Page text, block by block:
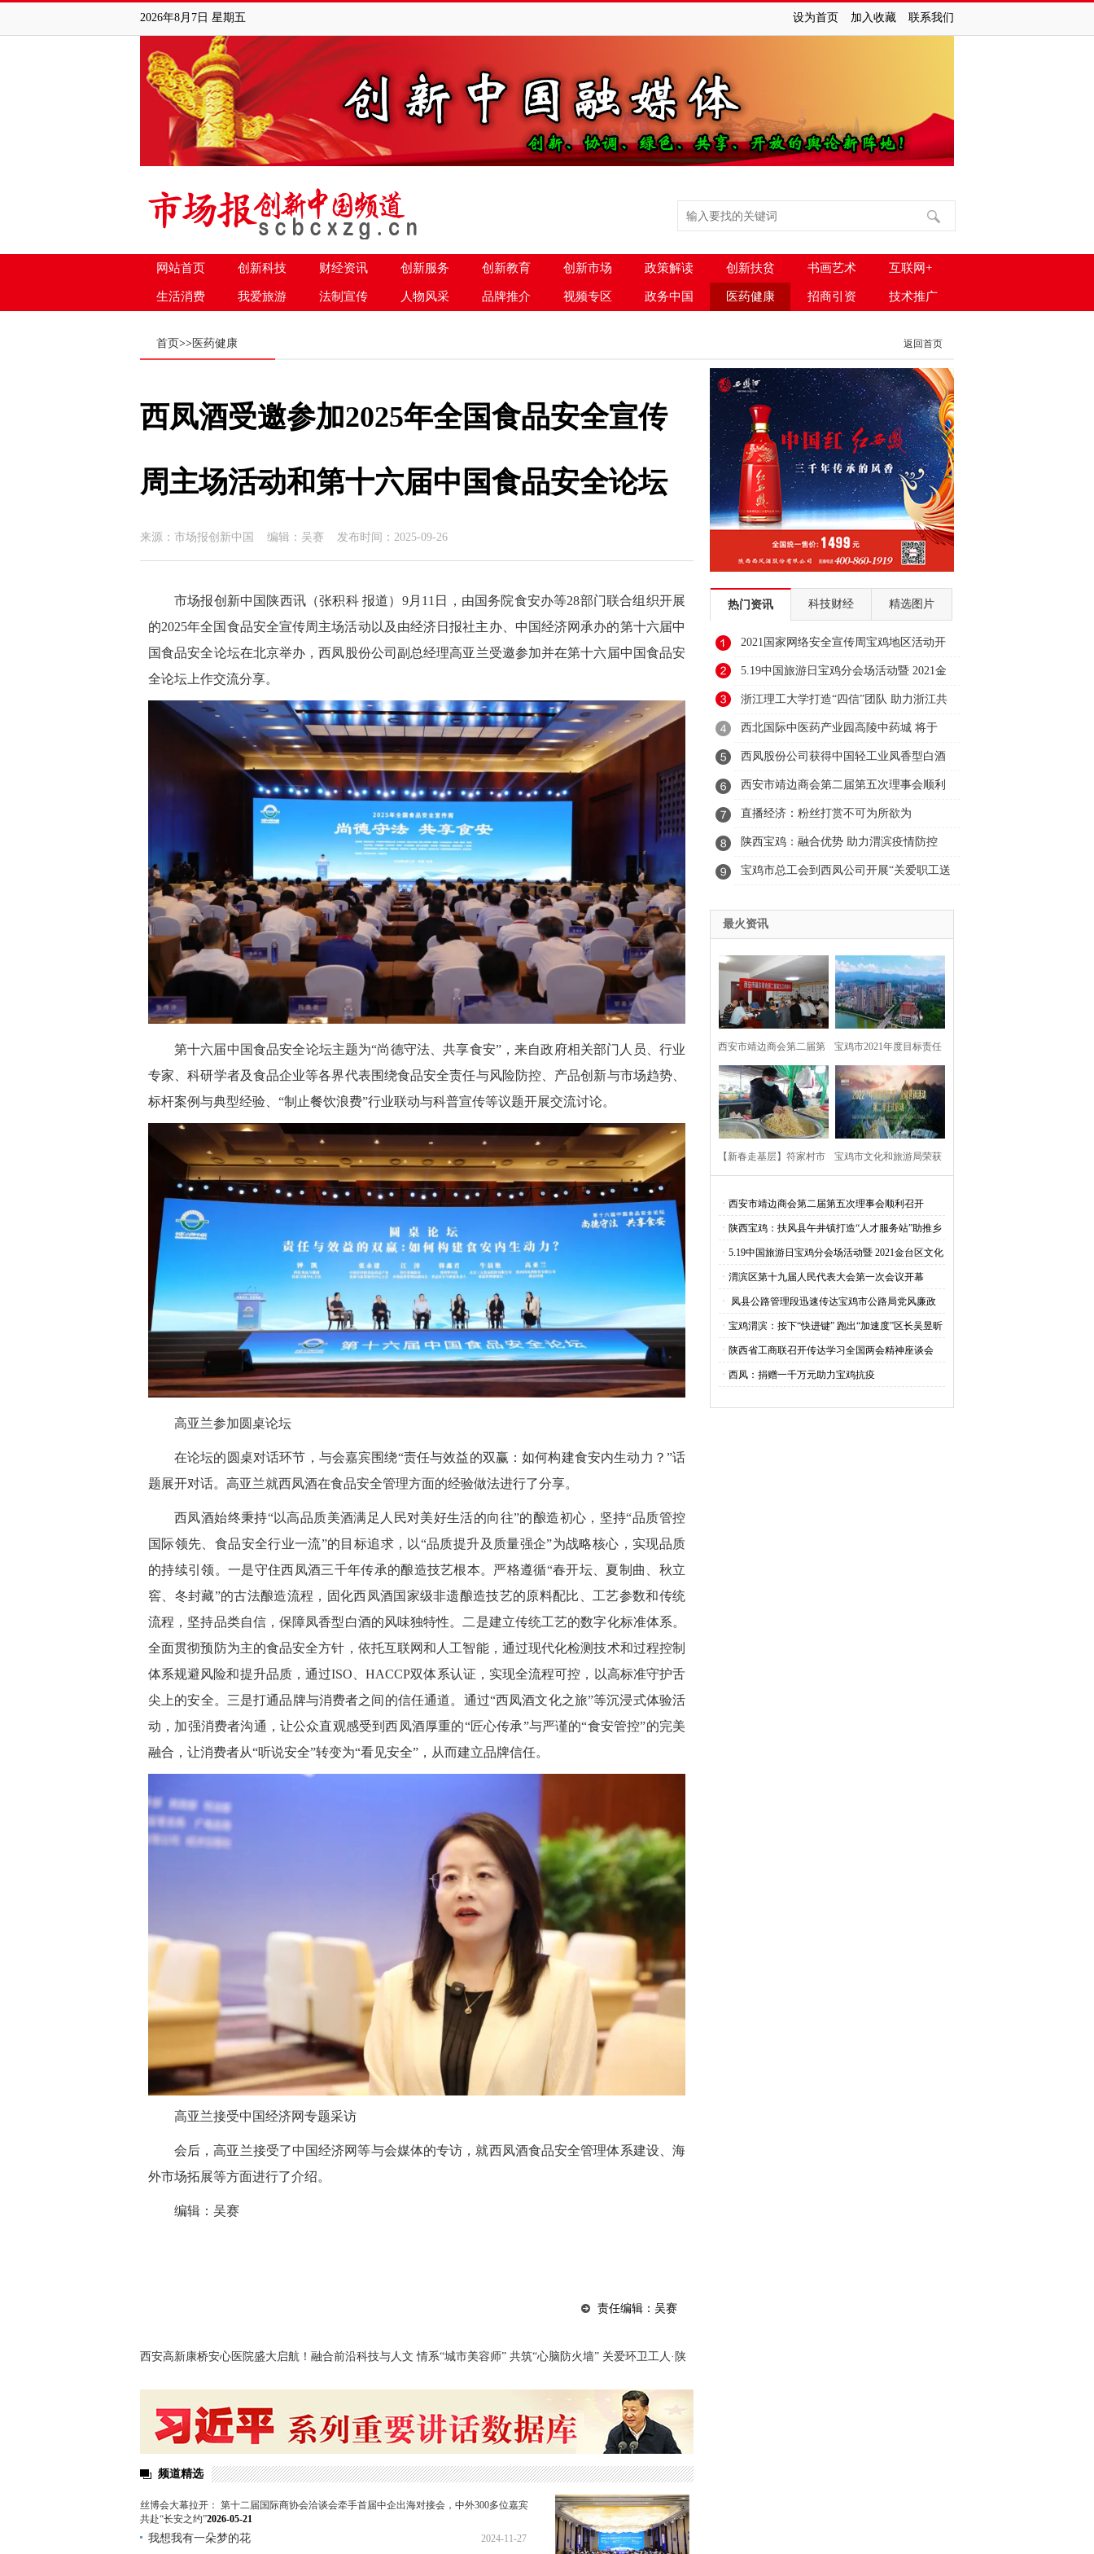
2026年8月7日 星期五 设为首页 加入收藏 联系我们
网站首页 创新科技 财经资讯 创新服务 创新教育 创新市场 政策解读 创新扶贫 书画艺术 互联网+
生活消费 我爱旅游 法制宣传 人物风采 品牌推介 视频专区 政务中国 医药健康 招商引资 技术推广
首页>> 医药健康 返回首页
西凤酒受邀参加2025年全国食品安全宣传
周主场活动和第十六届中国食品安全论坛
来源：市场报创新中国 编辑：吴赛 发布时间：2025-09-26
市场报创新中国陕西讯（张积科 报道）9月11日，由国务院食安办等28部门联合组织开展
的2025年全国食品安全宣传周主场活动以及由经济日报社主办、中国经济网承办的第十六届中
国食品安全论坛在北京举办，西凤股份公司副总经理高亚兰受邀参加并在第十六届中国食品安
全论坛上作交流分享。
第十六届中国食品安全论坛主题为“尚德守法、共享食安”，来自政府相关部门人员、行业
专家、科研学者及食品企业等各界代表围绕食品安全责任与风险防控、产品创新与市场趋势、
标杆案例与典型经验、“制止餐饮浪费”行业联动与科普宣传等议题开展交流讨论。
高亚兰参加圆桌论坛
在论坛的圆桌对话环节，与会嘉宾围绕“责任与效益的双赢：如何构建食安内生动力？”话
题展开对话。高亚兰就西凤酒在食品安全管理方面的经验做法进行了分享。
西凤酒始终秉持“以高品质美酒满足人民对美好生活的向往”的酿造初心，坚持“品质管控
国际领先、食品安全行业一流”的目标追求，以“品质提升及质量强企”为战略核心，实现品质
的持续引领。一是守住西凤酒三千年传承的酿造技艺根本。严格遵循“春开坛、夏制曲、秋立
窖、冬封藏”的古法酿造流程，固化西凤酒国家级非遗酿造技艺的原料配比、工艺参数和传统
流程，坚持品类自信，保障凤香型白酒的风味独特性。二是建立传统工艺的数字化标准体系。
全面贯彻预防为主的食品安全方针，依托互联网和人工智能，通过现代化检测技术和过程控制
体系规避风险和提升品质，通过ISO、HACCP双体系认证，实现全流程可控，以高标准守护舌
尖上的安全。三是打通品牌与消费者之间的信任通道。通过“西凤酒文化之旅”等沉浸式体验活
动，加强消费者沟通，让公众直观感受到西凤酒厚重的“匠心传承”与严谨的“食安管控”的完美
融合，让消费者从“听说安全”转变为“看见安全”，从而建立品牌信任。
高亚兰接受中国经济网专题采访
会后，高亚兰接受了中国经济网等与会媒体的专访，就西凤酒食品安全管理体系建设、海
外市场拓展等方面进行了介绍。
编辑：吴赛
责任编辑：吴赛
西安高新康桥安心医院盛大启航！融合前沿科技与人文
关怀 共筑心理健康新生态
情系“城市美容师” 共筑“心脑防火墙” 关爱环卫工人·陕
西省宝鸡天衡健康筛查专项行动启动仪式侧记
频道精选
丝博会大幕拉开： 第十二届国际商协会洽谈会牵手首届中企出海对接会，中外300多位嘉宾
共赴“长安之约”2026-05-21
我想我有一朵梦的花 2024-11-27
热门资讯 科技财经 精选图片
2021国家网络安全宣传周宝鸡地区活动开
幕式隆重举行
5.19中国旅游日宝鸡分会场活动暨 2021金
台区文化旅游系列活动启动仪式
浙江理工大学打造“四信”团队 助力浙江共
同富裕示范区建设
西北国际中医药产业园高陵中药城 将于
2021年12月18日盛大开市
西凤股份公司获得中国轻工业凤香型白酒
工程技术研究中心认证
西安市靖边商会第二届第五次理事会顺利
召开
直播经济：粉丝打赏不可为所欲为
陕西宝鸡：融合优势 助力渭滨疫情防控
宝鸡市总工会到西凤公司开展“关爱职工送
最火资讯
西安市靖边商会第二届第
五次理事会顺利召开
宝鸡市2021年度目标责任
考核结果出炉，渭滨区荣
获优秀等次!
【新春走基层】符家村市 宝鸡市文化和旅游局荣获
组织单位奖
ㆍ 西安市靖边商会第二届第五次理事会顺利召开
ㆍ 陕西宝鸡：扶风县午井镇打造“人才服务站”助推乡
村振兴
ㆍ 5.19中国旅游日宝鸡分会场活动暨 2021金台区文化
旅游系列活动启动仪式
ㆍ 渭滨区第十九届人民代表大会第一次会议开幕
ㆍ
凤县公路管理段迅速传达宝鸡市公路局党风廉政
工作会议精神
ㆍ 宝鸡渭滨：按下“快进键” 跑出“加速度”区长吴昱昕
调研辖区企业复工复产情况
ㆍ 陕西省工商联召开传达学习全国两会精神座谈会
ㆍ 西凤：捐赠一千万元助力宝鸡抗疫